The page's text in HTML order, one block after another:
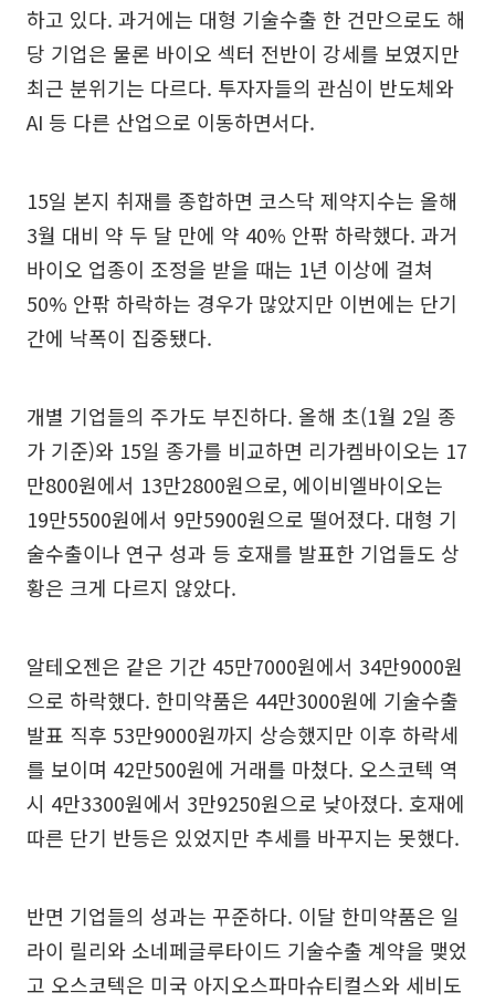
하고 있다. 과거에는 대형 기술수출 한 건만으로도 해
당 기업은 물론 바이오 섹터 전반이 강세를 보였지만
최근 분위기는 다르다. 투자자들의 관심이 반도체와
AI 등 다른 산업으로 이동하면서다.
15일 본지 취재를 종합하면 코스닥 제약지수는 올해
3월 대비 약 두 달 만에 약 40% 안팎 하락했다. 과거
바이오 업종이 조정을 받을 때는 1년 이상에 걸쳐
50% 안팎 하락하는 경우가 많았지만 이번에는 단기
간에 낙폭이 집중됐다.
개별 기업들의 주가도 부진하다. 올해 초(1월 2일 종
가 기준)와 15일 종가를 비교하면 리가켐바이오는 17
만800원에서 13만2800원으로, 에이비엘바이오는
19만5500원에서 9만5900원으로 떨어졌다. 대형 기
술수출이나 연구 성과 등 호재를 발표한 기업들도 상
황은 크게 다르지 않았다.
알테오젠은 같은 기간 45만7000원에서 34만9000원
으로 하락했다. 한미약품은 44만3000원에 기술수출
발표 직후 53만9000원까지 상승했지만 이후 하락세
를 보이며 42만500원에 거래를 마쳤다. 오스코텍 역
시 4만3300원에서 3만9250원으로 낮아졌다. 호재에
따른 단기 반등은 있었지만 추세를 바꾸지는 못했다.
반면 기업들의 성과는 꾸준하다. 이달 한미약품은 일
라이 릴리와 소네페글루타이드 기술수출 계약을 맺었
고 오스코텍은 미국 아지오스파마슈티컬스와 세비도